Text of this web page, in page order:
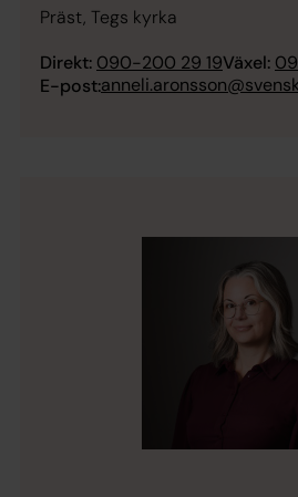
Präst, Tegs kyrka
Direkt: 090-200 29 19Växel:
E-post: